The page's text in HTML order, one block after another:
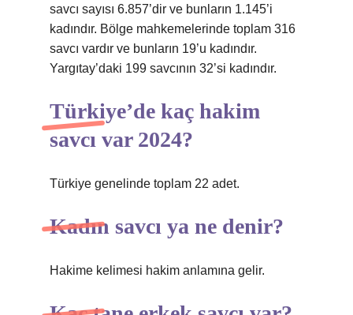
savcı sayısı 6.857’dir ve bunların 1.145’i
kadındır. Bölge mahkemelerinde toplam 316
savcı vardır ve bunların 19’u kadındır.
Yargıtay’daki 199 savcının 32’si kadındır.
Türkiye’de kaç hakim
savcı var 2024?
Türkiye genelinde toplam 22 adet.
Kadın savcı ya ne denir?
Hakime kelimesi hakim anlamına gelir.